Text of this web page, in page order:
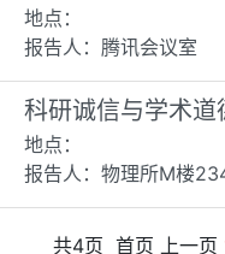
地点：
报告人：腾讯会议室
科研诚信与学术道
地点：
报告人：物理所M楼
共4页 首页 上一页